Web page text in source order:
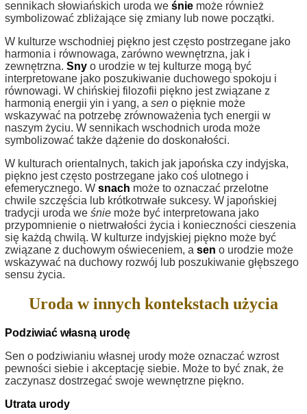
sennikach słowiańskich uroda we śnie może również
symbolizować zbliżające się zmiany lub nowe początki.
W kulturze wschodniej piękno jest często postrzegane jako
harmonia i równowaga, zarówno wewnętrzna, jak i
zewnętrzna. Sny o urodzie w tej kulturze mogą być
interpretowane jako poszukiwanie duchowego spokoju i
równowagi. W chińskiej filozofii piękno jest związane z
harmonią energii yin i yang, a sen o pięknie może
wskazywać na potrzebę zrównoważenia tych energii w
naszym życiu. W sennikach wschodnich uroda może
symbolizować także dążenie do doskonałości.
W kulturach orientalnych, takich jak japońska czy indyjska,
piękno jest często postrzegane jako coś ulotnego i
efemerycznego. W snach może to oznaczać przelotne
chwile szczęścia lub krótkotrwałe sukcesy. W japońskiej
tradycji uroda we śnie może być interpretowana jako
przypomnienie o nietrwałości życia i konieczności cieszenia
się każdą chwilą. W kulturze indyjskiej piękno może być
związane z duchowym oświeceniem, a sen o urodzie może
wskazywać na duchowy rozwój lub poszukiwanie głębszego
sensu życia.
Uroda w innych kontekstach użycia
Podziwiać własną urodę
Sen o podziwianiu własnej urody może oznaczać wzrost
pewności siebie i akceptację siebie. Może to być znak, że
zaczynasz dostrzegać swoje wewnętrzne piękno.
Utrata urody